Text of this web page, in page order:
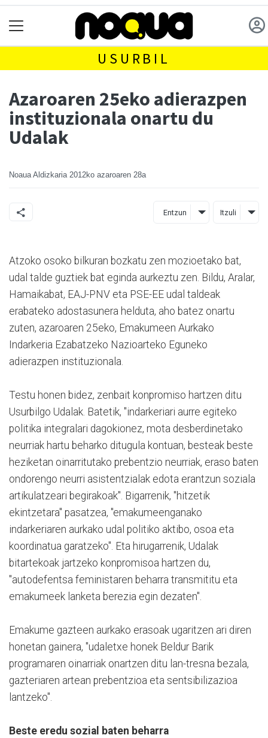
USURBIL
Azaroaren 25eko adierazpen
instituzionala onartu du
Udalak
Noaua Aldizkaria 2012ko azaroaren 28a
Entzun Itzuli
Atzoko osoko bilkuran bozkatu zen mozioetako bat,
udal talde guztiek bat eginda aurkeztu zen. Bildu, Aralar,
Hamaikabat, EAJ-PNV eta PSE-EE udal taldeak
erabateko adostasunera helduta, aho batez onartu
zuten, azaroaren 25eko, Emakumeen Aurkako
Indarkeria Ezabatzeko Nazioarteko Eguneko
adierazpen instituzionala.
Testu honen bidez, zenbait konpromiso hartzen ditu
Usurbilgo Udalak. Batetik, "indarkeriari aurre egiteko
politika integralari dagokionez, mota desberdinetako
neurriak hartu beharko ditugula kontuan, besteak beste
heziketan oinarritutako prebentzio neurriak, eraso baten
ondorengo neurri asistentzialak edota erantzun soziala
artikulatzeari begirakoak". Bigarrenik, "hitzetik
ekintzetara" pasatzea, "emakumeenganako
indarkeriaren aurkako udal politiko aktibo, osoa eta
koordinatua garatzeko". Eta hirugarrenik, Udalak
bitartekoak jartzeko konpromisoa hartzen du,
"autodefentsa feministaren beharra transmititu eta
emakumeek lanketa berezia egin dezaten".
Emakume gazteen aurkako erasoak ugaritzen ari diren
honetan gainera, "udaletxe honek Beldur Barik
programaren oinarriak onartzen ditu lan-tresna bezala,
gazteriaren artean prebentzioa eta sentsibilizazioa
lantzeko".
Beste eredu sozial baten beharra